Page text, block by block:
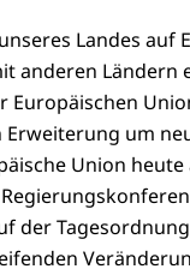
Landes
anderen Ländern
um
Union heute
der